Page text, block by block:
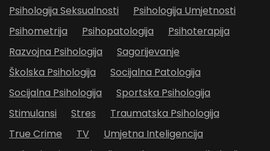
Psihologija Seksualnosti
Psihologija Umjetnosti
Psihometrija
Psihopatologija
Psihoterapija
Razvojna Psihologija
Sagorijevanje
Školska Psihologija
Socijalna Patologija
Socijalna Psihologija
Sportska Psihologija
Stimulansi
Stres
Traumatska Psihologija
True Crime
TV
Umjetna Inteligencija